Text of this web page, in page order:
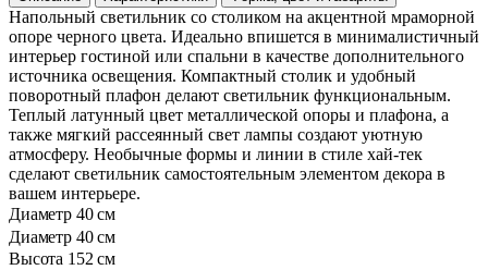
Напольный светильник со столиком на акцентной мраморной
опоре черного цвета. Идеально впишется в минималистичный
интерьер гостиной или спальни в качестве дополнительного
источника освещения. Компактный столик и удобный
поворотный плафон делают светильник функциональным.
Теплый латунный цвет металлической опоры и плафона, а
также мягкий рассеянный свет лампы создают уютную
атмосферу. Необычные формы и линии в стиле хай-тек
сделают светильник самостоятельным элементом декора в
вашем интерьере.
Диаметр 40 см
Диаметр 40 см
Высота 152 см